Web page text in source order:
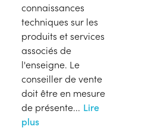
connaissances
techniques sur les
produits et services
associés de
l'enseigne. Le
conseiller de vente
doit être en mesure
de présente... Lire
plus